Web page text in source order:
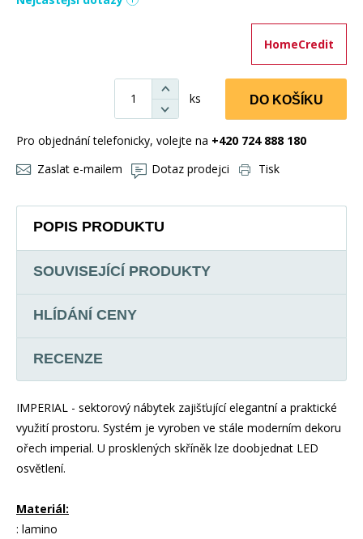
HomeCredit
ks DO KOŠÍKU
Pro objednání telefonicky, volejte na +420 724 888 180
Zaslat e-mailem
Dotaz prodejci Tisk
POPIS PRODUKTU
SOUVISEJÍCÍ PRODUKTY
HLÍDÁNÍ CENY
RECENZE
IMPERIAL - sektorový nábytek zajišťující elegantní a praktické
využití prostoru. Systém je vyroben ve stále moderním dekoru
ořech imperial. U prosklených skříněk lze doobjednat LED
osvětlení.
Materiál:
: lamino